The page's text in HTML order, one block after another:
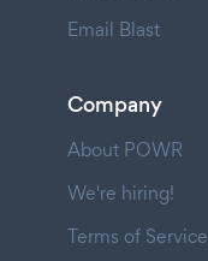
Email Blast
Company
About POWR
We're hiring!
Terms of Service